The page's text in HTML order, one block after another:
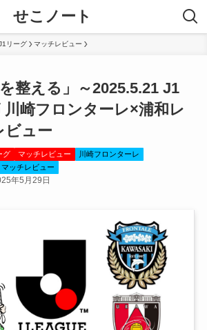
せこノート
リーグ マッチレビュー
を整える」～2025.5.21 J1
川崎フロンターレ×浦和レ
ビュー
グ マッチレビュー
川崎フロンターレ
マッチレビュー
年5月29日